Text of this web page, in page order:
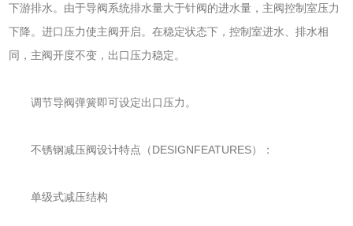
下游排水。由于导阀系统排水量大于针阀的进水量，主阀控制室压力
下降。进口压力使主阀开启。在稳定状态下，控制室进水、排水相
同，主阀开度不变，出口压力稳定。
调节导阀弹簧即可设定出口压力。
不锈钢减压阀设计特点（DESIGNFEATURES）：
单级式减压结构